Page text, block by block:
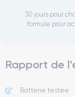
30 jours pour
formule pour
Rapport de
Batterie testée